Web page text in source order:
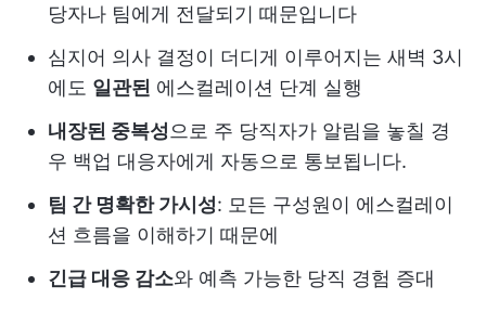
당자나 팀에게 전달되기 때문입니다
심지어 의사 결정이 더디게 이루어지는 새벽 3시
에도 일관된 에스컬레이션 단계 실행
내장된 중복성 으로 주 당직자가 알림을 놓칠 경
우 백업 대응자에게 자동으로 통보됩니다.
팀 간 명확한 가시성: 모든 구성원이 에스컬레이
션 흐름을 이해하기 때문에
긴급 대응 감소와 예측 가능한 당직 경험 증대